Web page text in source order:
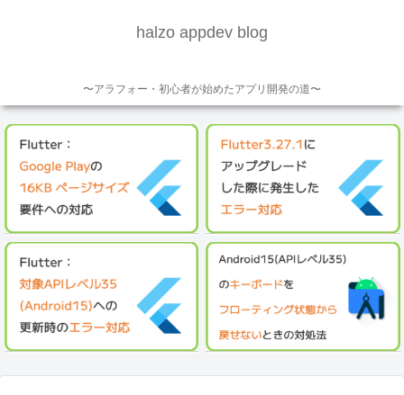
halzo appdev blog
〜アラフォー・初心者が始めたアプリ開発の道〜